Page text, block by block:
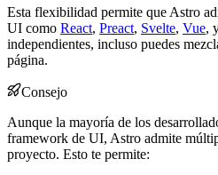
Esta flexibilidad permite que Astro
UI como React, Preact, Svelte, Vue,
independientes, incluso puedes
página.
Consejo
Aunque la mayoría de los
framework de UI, Astro admite
proyecto. Esto te permite: